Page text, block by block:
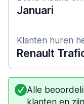
Januari
Klanten huren
Renault
Alle
klanten en